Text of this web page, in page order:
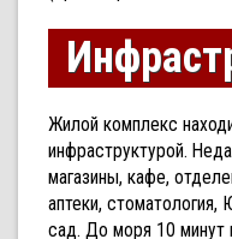
Жилой комплекс
инфраструктурой.
магазины, кафе,
аптеки,
сад. До моря 10 минут